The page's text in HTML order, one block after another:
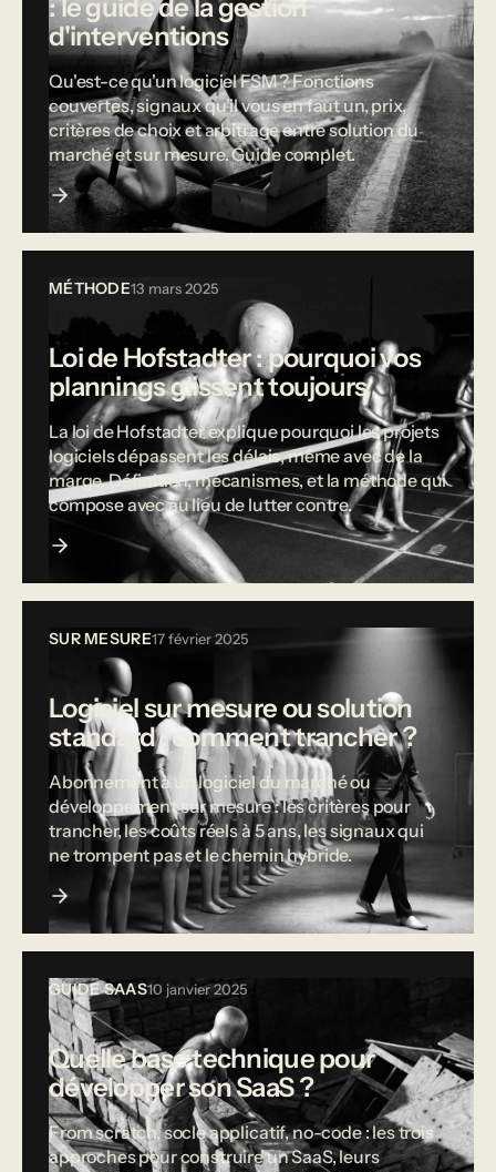
: le guide de la gestion
d'interventions
Qu'est-ce qu'un logiciel FSM ? Fonctions
couvertes, signaux qu'il vous en faut un, prix,
critères de choix et arbitrage entre solution du
marché et sur mesure. Guide complet.
MÉTHODE13 mars 2025
Loi de Hofstadter : pourquoi vos
plannings glissent toujours
La loi de Hofstadter explique pourquoi les projets
logiciels dépassent les délais, même avec de la
marge. Définition, mécanismes, et la méthode qui
compose avec au lieu de lutter contre.
SUR MESURE17 février 2025
Logiciel sur mesure ou solution
standard : comment trancher ?
Abonnement à un logiciel du marché ou
développement sur mesure : les critères pour
trancher, les coûts réels à 5 ans, les signaux qui
ne trompent pas et le chemin hybride.
GUIDE SAAS10 janvier 2025
Quelle base technique pour
développer son SaaS ?
From scratch, socle applicatif, no-code : les trois
approches pour construire un SaaS, leurs